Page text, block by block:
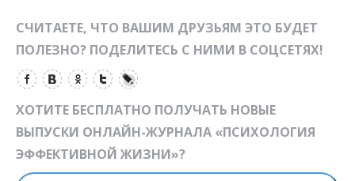
СЧИТАЕТЕ, ЧТО ВАШИМ ДРУЗЬЯМ ЭТО БУДЕТ
ПОЛЕЗНО? ПОДЕЛИТЕСЬ С НИМИ В СОЦСЕТЯХ!
ХОТИТЕ БЕСПЛАТНО ПОЛУЧАТЬ НОВЫЕ
ВЫПУСКИ ОНЛАЙН-ЖУРНАЛА «ПСИХОЛОГИЯ
ЭФФЕКТИВНОЙ ЖИЗНИ»?